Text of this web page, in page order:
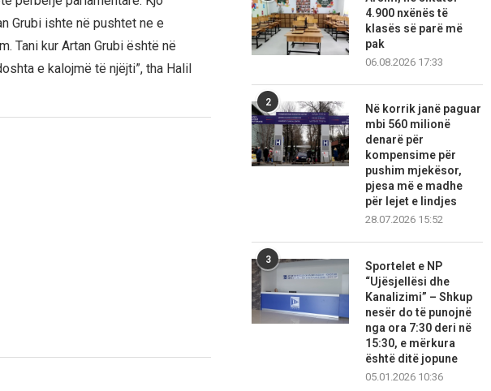
Grubi ishte në pushtet ne e
Tani kur Artan Grubi është në
e kalojmë të njëjti”, tha Halil
4.900 nxënës të
klasës së parë më
pak
06.08.2026 17:33
2
Në korrik janë paguar
mbi 560 milionë
denarë për
kompensime për
pushim mjekësor,
pjesa më e madhe
për lejet e lindjes
28.07.2026 15:52
3
Sportelet e NP
“Ujësjellësi dhe
Kanalizimi” – Shkup
nesër do të punojnë
nga ora 7:30 deri në
15:30, e mërkura
është ditë jopune
05.01.2026 10:36